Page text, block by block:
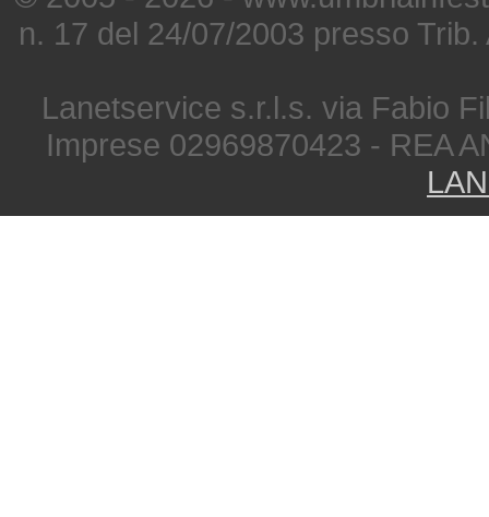
n. 17 del 24/07/2003 presso
Lanetservice s.r.l.s. via Fabio
Imprese 02969870423 - REA